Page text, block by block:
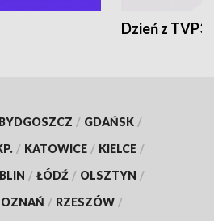
Dzień z TVP3
BYDGOSZCZ / GDAŃSK /
/ KATOWICE / KIELCE /
/ ŁÓDŹ / OLSZTYN /
/ RZESZÓW /